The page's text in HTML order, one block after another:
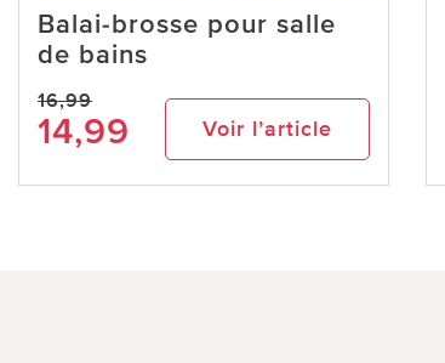
Balai-brosse pour salle
de bains
16,99
14,99 Voir l’article